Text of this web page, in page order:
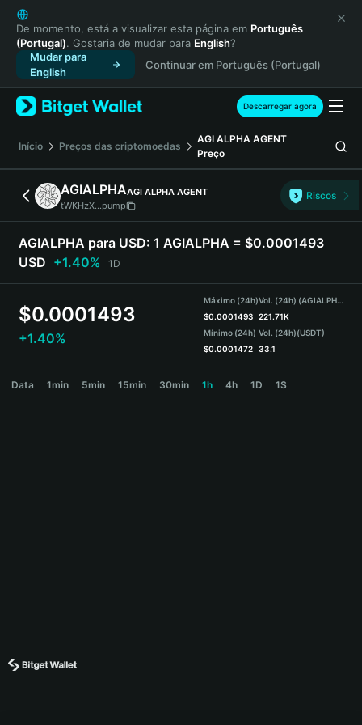
English
日本語
Tiếng Việt
Русский
Español (Latinoamérica)
Türkçe
Français
Deutsch
简体中文
繁體中文
Português (Portugal)
Bahasa Indonesia
ภาษาไทย
हिन्दी
Español
Português (Brasil)
De momento, está a visualizar esta página em Português
(Portugal). Gostaria de mudar para English?
Mudar para
English
Continuar em Português (Portugal)
Descarregar agora
Início Preços das criptomoedas
AGI ALPHA AGENT
Preço
AGIALPHAAGI ALPHA AGENT
tWKHzX...pump
Riscos
AGIALPHA para USD: 1 AGIALPHA = $0.0001493
USD +1.40% 1D
$0.0001493
+1.40%
Máximo (24h)
$0.0001493
Mínimo (24h)
$0.0001472
Vol. (24h) (AGIALPHA)
221.71K
Vol. (24h)(USDT)
33.1
Data 1min 5min 15min 30min 1h 4h 1D 1S